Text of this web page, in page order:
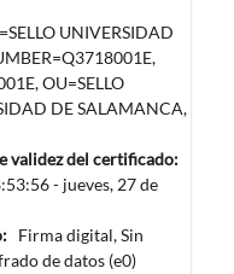
UNIVERSIDAD
OU=SELLO
DE SALAMANCA,
validez del certificado:
- ‎jueves, ‎27‎ de
Firma digital, Sin
de datos (e0)